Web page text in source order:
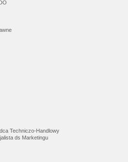
Techniczo-Handlowy
ds Marketingu